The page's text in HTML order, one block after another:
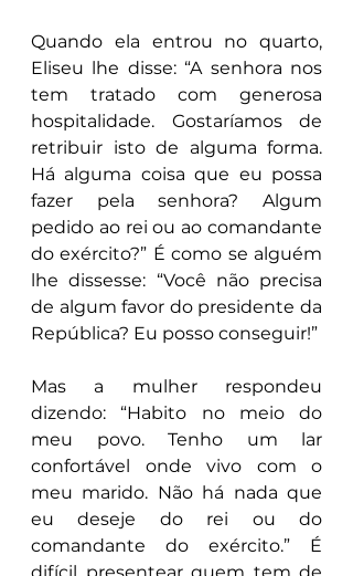
Quando ela entrou no quarto,
Eliseu lhe disse: “A senhora nos
tem tratado com generosa
hospitalidade. Gostaríamos de
retribuir isto de alguma forma.
Há alguma coisa que eu possa
fazer pela senhora? Algum
pedido ao rei ou ao comandante
do exército?” É como se alguém
lhe dissesse: “Você não precisa
de algum favor do presidente da
República? Eu posso conseguir!”
Mas a mulher respondeu
dizendo: “Habito no meio do
meu povo. Tenho um lar
confortável onde vivo com o
meu marido. Não há nada que
eu deseje do rei ou do
comandante do exército.” É